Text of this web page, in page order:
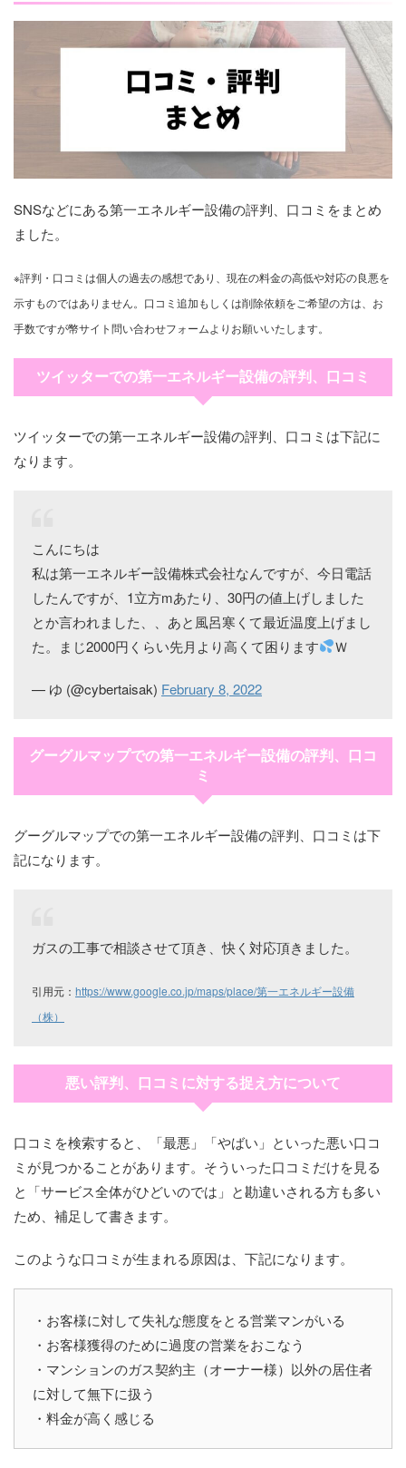
SNSなどにある第一エネルギー設備の評判、口コミをまとめ
ました。
※評判・口コミは個人の過去の感想であり、現在の料金の高低や対応の良悪を
示すものではありません。口コミ追加もしくは削除依頼をご希望の方は、お
手数ですが幣サイト問い合わせフォームよりお願いいたします。
ツイッターでの第一エネルギー設備の評判、口コミ
ツイッターでの第一エネルギー設備の評判、口コミは下記に
なります。
こんにちは
私は第一エネルギー設備株式会社なんですが、今日電話
したんですが、1立方mあたり、30円の値上げしました
とか言われました、、あと風呂寒くて最近温度上げまし
た。まじ2000円くらい先月より高くて困ります
Ｗ
— ゆ (@cybertaisak) February 8, 2022
グーグルマップでの第一エネルギー設備の評判、口コ
ミ
グーグルマップでの第一エネルギー設備の評判、口コミは下
記になります。
ガスの工事で相談させて頂き、快く対応頂きました。
引用元： https://www.google.co.jp/maps/place/第一エネルギー設備
（株）
悪い評判、口コミに対する捉え方について
口コミを検索すると、「最悪」「やばい」といった悪い口コ
ミが見つかることがあります。そういった口コミだけを見る
と「サービス全体がひどいのでは」と勘違いされる方も多い
ため、補足して書きます。
このような口コミが生まれる原因は、下記になります。
・お客様に対して失礼な態度をとる営業マンがいる
・お客様獲得のために過度の営業をおこなう
・マンションのガス契約主（オーナー様）以外の居住者
に対して無下に扱う
・料金が高く感じる